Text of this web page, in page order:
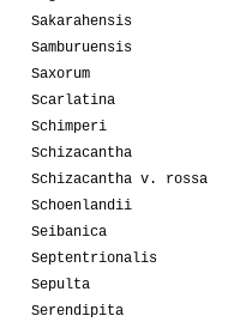
Sakarahensis
Samburuensis
Saxorum
Scarlatina
Schimperi
Schizacantha
Schizacantha v. rossa
Schoenlandii
Seibanica
Septentrionalis
Sepulta
Serendipita